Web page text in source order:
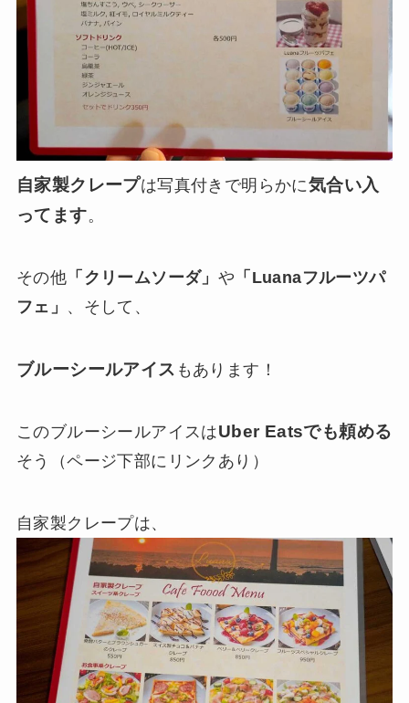
自家製クレープは写真付きで明らかに気合い入
ってます。
その他 「クリームソーダ」 や 「Luanaフルーツパ
フェ」 、そして、
ブルーシールアイス もあります！
このブルーシールアイスはUber Eatsでも頼める
そう（ページ下部にリンクあり）
自家製クレープは、